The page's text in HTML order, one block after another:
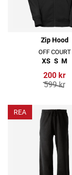
Zip Hood
OFF COURT
XS S M
200 kr
599 kr
REA